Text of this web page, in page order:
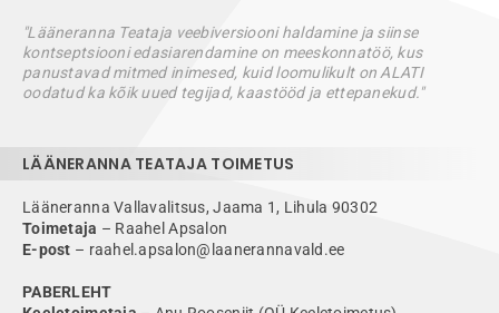
"Lääneranna Teataja veebiversiooni haldamine ja siinse
kontseptsiooni edasiarendamine on meeskonnatöö, kus
panustavad mitmed inimesed, kuid loomulikult on ALATI
oodatud ka kõik uued tegijad, kaastööd ja ettepanekud."
LÄÄNERANNA TEATAJA TOIMETUS
Lääneranna Vallavalitsus, Jaama 1, Lihula 90302
Toimetaja – Raahel Apsalon
E-post – raahel.apsalon@laanerannavald.ee
PABERLEHT